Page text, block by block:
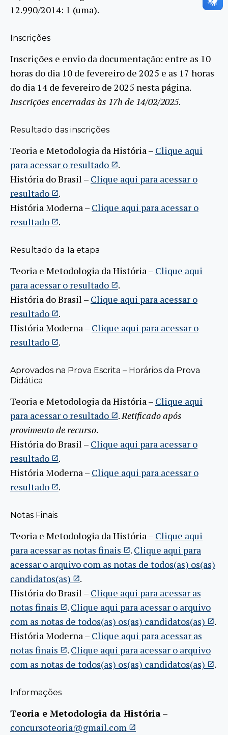
12.990/2014: 1 (uma).
Inscrições
Inscrições e envio da documentação: entre as 10
horas do dia 10 de fevereiro de 2025 e as 17 horas
do dia 14 de fevereiro de 2025 nesta página.
Inscrições encerradas às 17h de 14/02/2025.
Resultado das inscrições
Teoria e Metodologia da História – Clique aqui
para acessar o resultado
.
História do Brasil – Clique aqui para acessar o
resultado
.
História Moderna – Clique aqui para acessar o
resultado
.
Resultado da 1a etapa
Teoria e Metodologia da História – Clique aqui
para acessar o resultado
.
História do Brasil – Clique aqui para acessar o
resultado
.
História Moderna – Clique aqui para acessar o
resultado
.
Aprovados na Prova Escrita – Horários da Prova
Didática
Teoria e Metodologia da História – Clique aqui
para acessar o resultado
.Retificado após
provimento de recurso.
História do Brasil – Clique aqui para acessar o
resultado
.
História Moderna – Clique aqui para acessar o
resultado
.
Notas Finais
Teoria e Metodologia da História – Clique aqui
para acessar as notas finais
. Clique aqui para
acessar o arquivo com as notas de todos(as) os(as)
candidatos(as)
.
História do Brasil – Clique aqui para acessar as
notas finais
. Clique aqui para acessar o arquivo
com as notas de todos(as) os(as) candidatos(as)
.
História Moderna – Clique aqui para acessar as
notas finais
. Clique aqui para acessar o arquivo
com as notas de todos(as) os(as) candidatos(as)
.
Informações
Teoria e Metodologia da História–
concursoteoria@gmail.com